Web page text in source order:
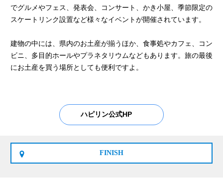
でグルメやフェス、発表会、コンサート、かき小屋、季節限定の
スケートリンク設置など様々なイベントが開催されています。
建物の中には、県内のお土産が揃うほか、食事処やカフェ、コン
ビニ、多目的ホールやプラネタリウムなどもあります。旅の最後
にお土産を買う場所としても便利ですよ。
ハピリン公式HP
FINISH